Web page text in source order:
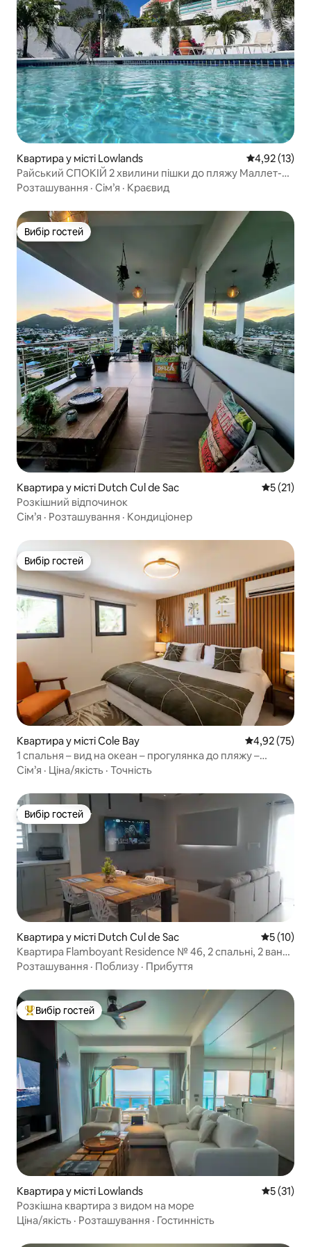
Квартира у місті Lowlands Середня
4,92 (13)
Райський СПОКІЙ 2 хвилини пішки до пляжу Маллет-
Бей
Розташування · Сім’я · Краєвид
Вибір гостей
Вибір гостей
Квартира у місті Dutch Cul de Sac Середня
5 (21)
Розкішний відпочинок
Сім’я · Розташування · Кондиціонер
Вибір гостей
Вибір гостей
Квартира у місті Cole Bay Середня
4,92 (75)
1 спальня – вид на океан – прогулянка до пляжу –
генератор
Сім’я · Ціна/якість · Точність
Вибір гостей
Вибір гостей
Квартира у місті Dutch Cul de Sac Середня
5 (10)
Квартира Flamboyant Residence № 46, 2 спальні, 2 ванні
кімнати
Розташування · Поблизу · Прибуття
Топ вибір гостей
Вибір гостей
Квартира у місті Lowlands Середня
5 (31)
Розкішна квартира з видом на море
Ціна/якість · Розташування · Гостинність